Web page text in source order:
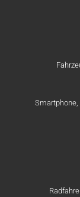
Smartphone,